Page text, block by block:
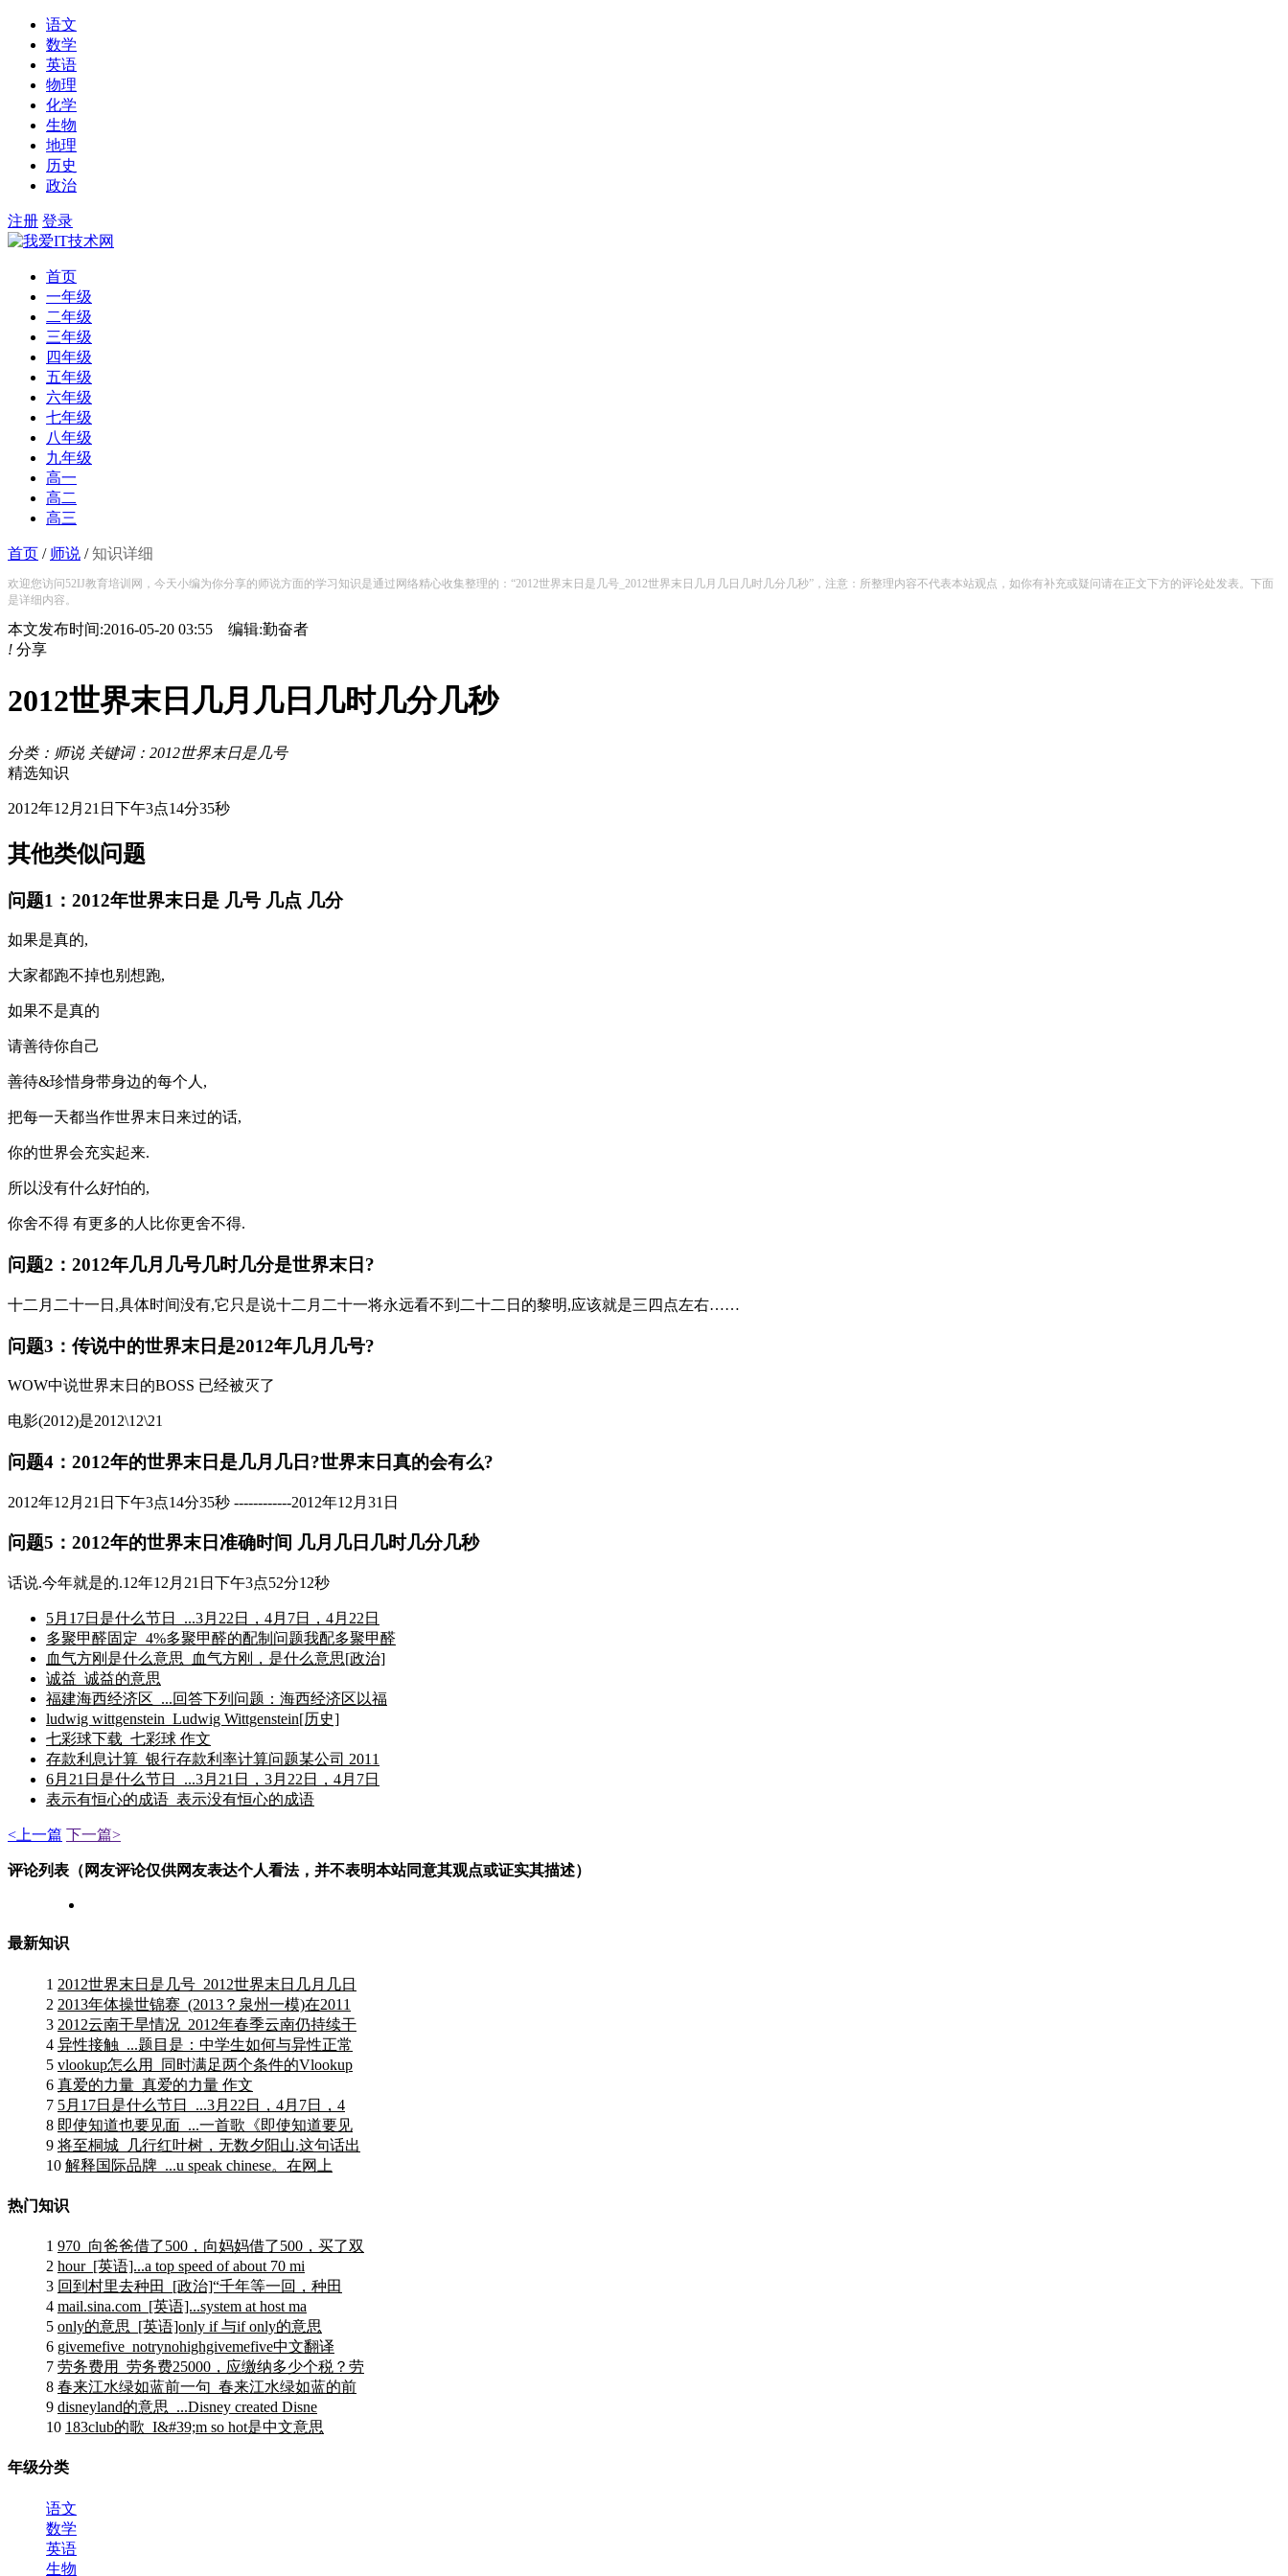
语文
数学
英语
物理
化学
生物
地理
历史
政治
注册 登录
首页
一年级
二年级
三年级
四年级
五年级
六年级
七年级
八年级
九年级
高一
高二
高三
首页 / 师说 /知识详细
欢迎您访问52IJ教育培训网，今天小编为你分享的师说方面的学习知识是通过网络精心收集整理的：“2012世界末日是几号_2012世界末日几月几日几时几分几秒”，注意：所整理内容不代表本站观点，如你有补充或疑问请在正文下方的评论处发表。下面
是详细内容。
本文发布时间:2016-05-20 03:55 编辑:勤奋者
! 分享
2012世界末日几月几日几时几分几秒
分类：师说 关键词：2012世界末日是几号
精选知识
2012年12月21日下午3点14分35秒
其他类似问题
问题1：2012年世界末日是 几号 几点 几分
如果是真的,
大家都跑不掉也别想跑,
如果不是真的
请善待你自己
善待&珍惜身带身边的每个人,
把每一天都当作世界末日来过的话,
你的世界会充实起来.
所以没有什么好怕的,
你舍不得 有更多的人比你更舍不得.
问题2：2012年几月几号几时几分是世界末日?
十二月二十一日,具体时间没有,它只是说十二月二十一将永远看不到二十二日的黎明,应该就是三四点左右……
问题3：传说中的世界末日是2012年几月几号?
WOW中说世界末日的BOSS 已经被灭了
电影(2012)是2012\12\21
问题4：2012年的世界末日是几月几日?世界末日真的会有么?
2012年12月21日下午3点14分35秒 ------------2012年12月31日
问题5：2012年的世界末日准确时间 几月几日几时几分几秒
话说.今年就是的.12年12月21日下午3点52分12秒
5月17日是什么节日_...3月22日，4月7日，4月22日
多聚甲醛固定_4%多聚甲醛的配制问题我配多聚甲醛
血气方刚是什么意思_血气方刚，是什么意思[政治]
诚益_诚益的意思
福建海西经济区_...回答下列问题：海西经济区以福
ludwig wittgenstein_Ludwig Wittgenstein[历史]
七彩球下载_七彩球 作文
存款利息计算_银行存款利率计算问题某公司 2011
6月21日是什么节日_...3月21日，3月22日，4月7日
表示有恒心的成语_表示没有恒心的成语
<上一篇 下一篇>
评论列表（网友评论仅供网友表达个人看法，并不表明本站同意其观点或证实其描述）
最新知识
1 2012世界末日是几号_2012世界末日几月几日
2 2013年体操世锦赛_(2013？泉州一模)在2011
3 2012云南干旱情况_2012年春季云南仍持续干
4 异性接触_...题目是：中学生如何与异性正常
5 vlookup怎么用_同时满足两个条件的Vlookup
6 真爱的力量_真爱的力量 作文
7 5月17日是什么节日_...3月22日，4月7日，4
8 即使知道也要见面_...一首歌《即使知道要见
9 将至桐城_几行红叶树，无数夕阳山.这句话出
10 解释国际品牌_...u speak chinese。在网上
热门知识
1 970_向爸爸借了500，向妈妈借了500，买了双
2 hour_[英语]...a top speed of about 70 mi
3 回到村里去种田_[政治]“千年等一回，种田
4 mail.sina.com_[英语]...system at host ma
5 only的意思_[英语]only if 与if only的意思
6 givemefive_notrynohighgivemefive中文翻译
7 劳务费用_劳务费25000，应缴纳多少个税？劳
8 春来江水绿如蓝前一句_春来江水绿如蓝的前
9 disneyland的意思_...Disney created Disne
10 183club的歌_I&#39;m so hot是中文意思
年级分类
语文
数学
英语
生物